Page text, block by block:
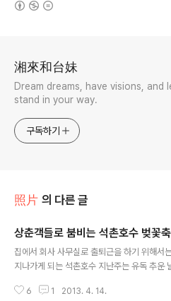
湘來和台妹
Dream dreams, have visions, and
stand in your way.
구독하기
照片 의 다른 글
상춘객들로 붐비는 석촌호수 벚꽃축
집에서 회사 사무실로 출퇴근을 하기 위해서
지나가게 되는 석촌호수 지난주는 유독 추운
석촌호수 동, 서호 중에 잠실방향으로는 꽃이
6 1 2013. 4. 14.